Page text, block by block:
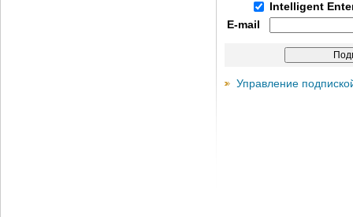
Intelligent
E-mail
Управление